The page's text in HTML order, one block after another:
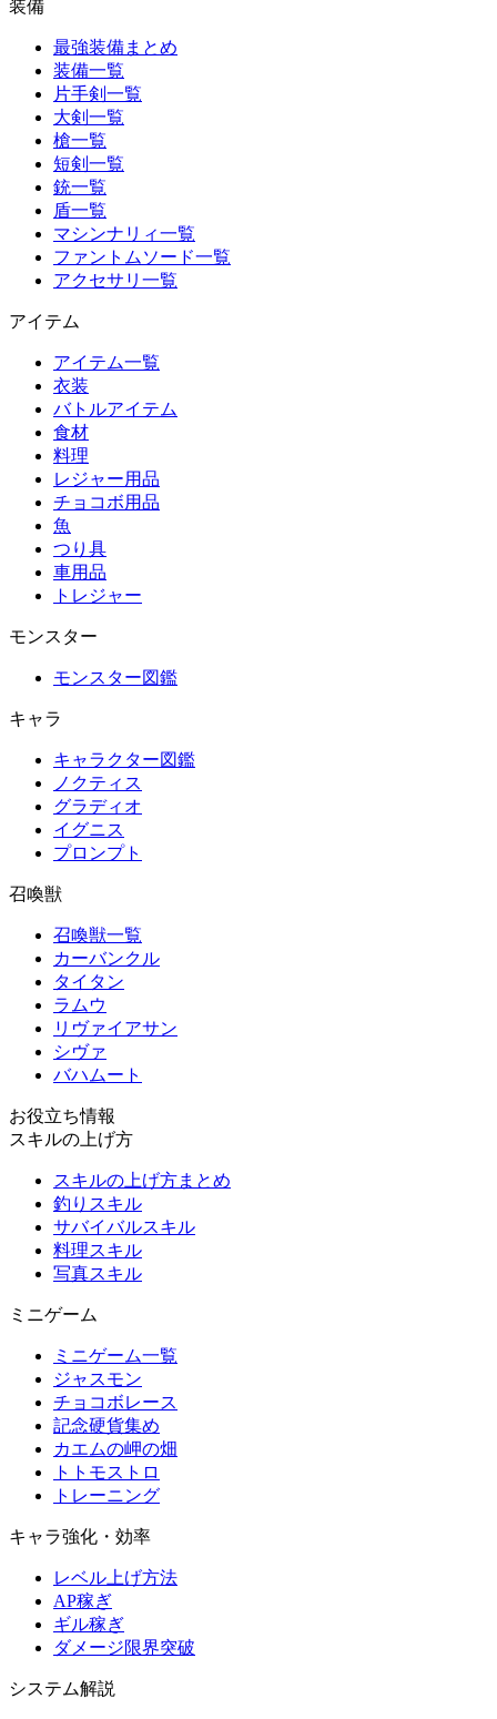
装備
最強装備まとめ
装備一覧
片手剣一覧
大剣一覧
槍一覧
短剣一覧
銃一覧
盾一覧
マシンナリィ一覧
ファントムソード一覧
アクセサリ一覧
アイテム
アイテム一覧
衣装
バトルアイテム
食材
料理
レジャー用品
チョコボ用品
魚
つり具
車用品
トレジャー
モンスター
モンスター図鑑
キャラ
キャラクター図鑑
ノクティス
グラディオ
イグニス
プロンプト
召喚獣
召喚獣一覧
カーバンクル
タイタン
ラムウ
リヴァイアサン
シヴァ
バハムート
お役立ち情報
スキルの上げ方
スキルの上げ方まとめ
釣りスキル
サバイバルスキル
料理スキル
写真スキル
ミニゲーム
ミニゲーム一覧
ジャスモン
チョコボレース
記念硬貨集め
カエムの岬の畑
トトモストロ
トレーニング
キャラ強化・効率
レベル上げ方法
AP稼ぎ
ギル稼ぎ
ダメージ限界突破
システム解説